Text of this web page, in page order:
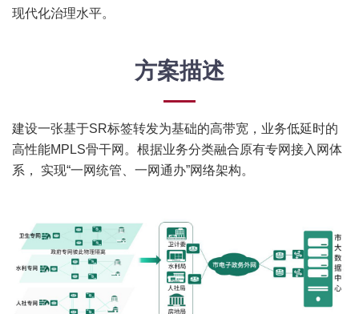
现代化治理水平。
方案描述
建设一张基于SR标签转发为基础的高带宽，业务低延时的
高性能MPLS骨干网。根据业务分类融合原有专网接入网体
系， 实现“一网统管、一网通办”网络架构。